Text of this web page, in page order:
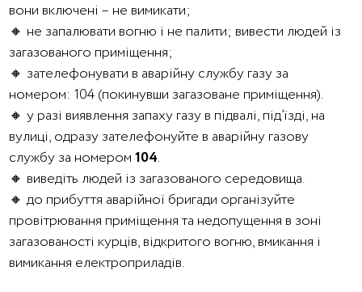
вони включені – не вимикати;
🔸 не запалювати вогню і не палити; вивести людей із
загазованого приміщення;
🔸 зателефонувати в аварійну службу газу за
номером: 104 (покинувши загазоване приміщення).
🔸 у разі виявлення запаху газу в підвалі, під’їзді, на
вулиці, одразу зателефонуйте в аварійну газову
службу за номером104.
🔸 виведіть людей із загазованого середовища.
🔸 до прибуття аварійної бригади організуйте
провітрювання приміщення та недопущення в зоні
загазованості курців, відкритого вогню, вмикання і
вимикання електроприладів.